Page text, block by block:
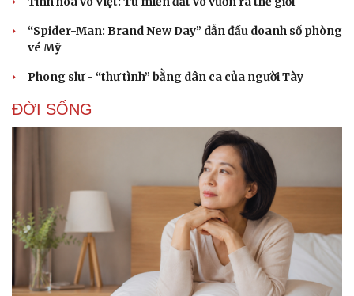
“Spider-Man: Brand New Day” dẫn đầu doanh số phòng
vé Mỹ
Phong slư - “thư tình” bằng dân ca của người Tày
ĐỜI SỐNG